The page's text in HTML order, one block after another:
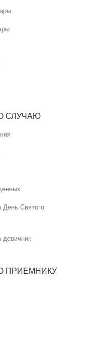
СЛУЧАЮ
Святого
ПРИЕМНИКУ